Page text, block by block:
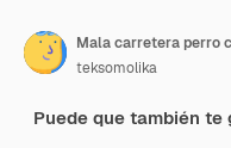
Mala carretera perro
teksomolika
Puede que también